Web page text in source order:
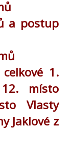
a postup
1.
místo
Vlasty
Jaklové z